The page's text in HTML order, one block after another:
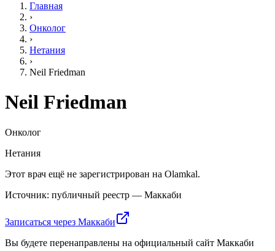
Главная
›
Онколог
›
Нетания
›
Neil Friedman
Neil Friedman
Онколог
Нетания
Этот врач ещё не зарегистрирован на Olamkal.
Источник: публичный реестр — Маккаби
Записаться через Маккаби
Вы будете перенаправлены на официальный сайт Маккаби